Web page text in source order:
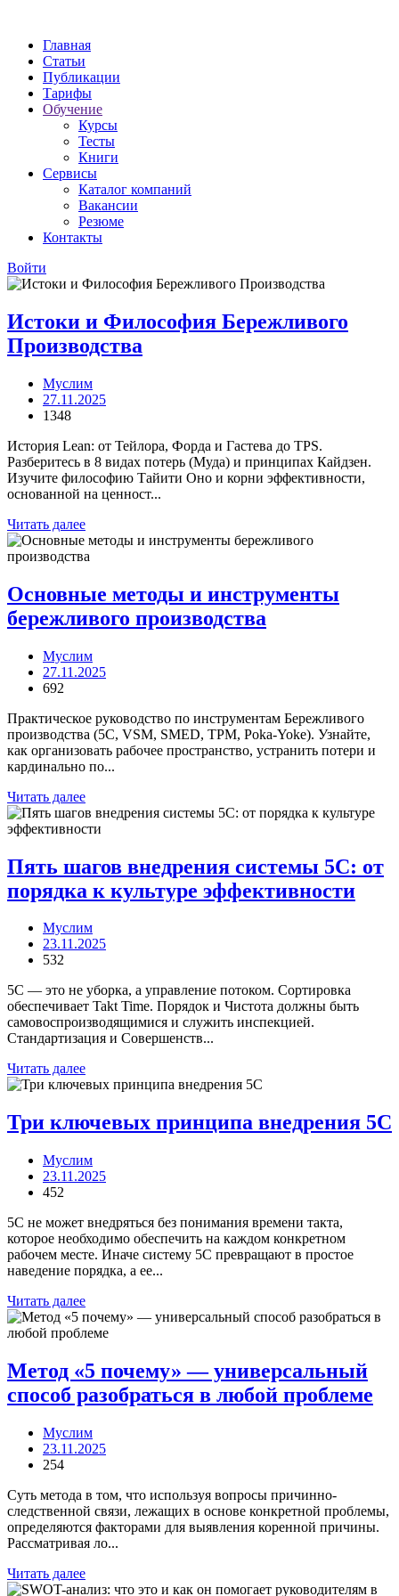
Главная
Статьи
Публикации
Тарифы
Обучение
Курсы
Тесты
Книги
Сервисы
Каталог компаний
Вакансии
Резюме
Контакты
Войти
Истоки и Философия Бережливого
Производства
Муслим
27.11.2025
1348
История Lean: от Тейлора, Форда и Гастева до TPS.
Разберитесь в 8 видах потерь (Муда) и принципах Кайдзен.
Изучите философию Тайити Оно и корни эффективности,
основанной на ценност...
Читать далее
Основные методы и инструменты
бережливого производства
Муслим
27.11.2025
692
Практическое руководство по инструментам Бережливого
производства (5С, VSM, SMED, TPM, Poka-Yoke). Узнайте,
как организовать рабочее пространство, устранить потери и
кардинально по...
Читать далее
Пять шагов внедрения системы 5С: от
порядка к культуре эффективности
Муслим
23.11.2025
532
5С — это не уборка, а управление потоком. Сортировка
обеспечивает Takt Time. Порядок и Чистота должны быть
самовоспроизводящимися и служить инспекцией.
Стандартизация и Совершенств...
Читать далее
Три ключевых принципа внедрения 5С
Муслим
23.11.2025
452
5С не может внедряться без понимания времени такта,
которое необходимо обеспечить на каждом конкретном
рабочем месте. Иначе систему 5С превращают в простое
наведение порядка, а ее...
Читать далее
Метод «5 почему» — универсальный
способ разобраться в любой проблеме
Муслим
23.11.2025
254
Суть метода в том, что используя вопросы причинно-
следственной связи, лежащих в основе конкретной проблемы,
определяются факторами для выявления коренной причины.
Рассматривая ло...
Читать далее